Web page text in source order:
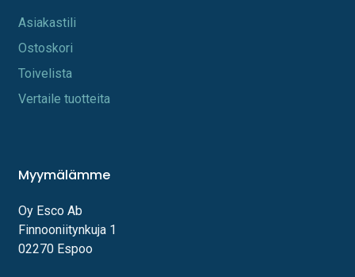
A​s​iakastili
Os​toskori
Toi​velista
Vertaile tuotteita
Myymälämme
Oy Esco Ab
Finnooniitynkuja 1
02270 Espoo